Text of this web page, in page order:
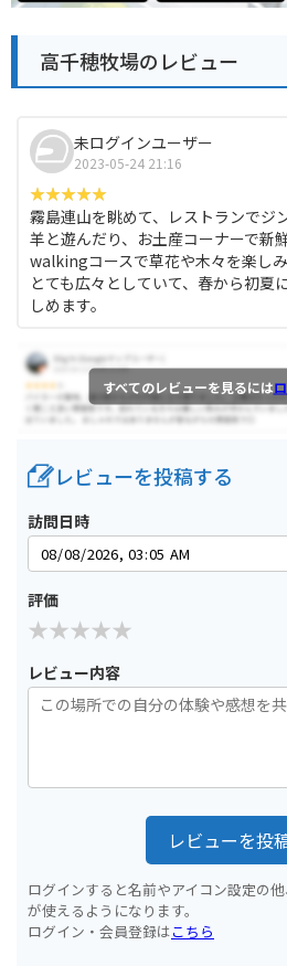
高千穂牧場のレビュー
未ログインユーザー
2023-05-24 21:16
霧島連山を眺めて、レストランでジ
羊と遊んだり、お土産コーナーで新
walkingコースで草花や木々を楽しみ
とても広々としていて、春から初夏
しめます。
すべてのレビューを見るには
レビューを投稿する
訪問日時
評価
レビュー内容
レビューを投
ログインすると名前やアイコン設定の
が使えるようになります。
ログイン・会員登録はこちら